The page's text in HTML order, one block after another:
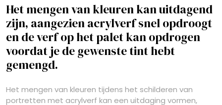
Het mengen van kleuren kan uitdagend
zijn, aangezien acrylverf snel opdroogt
en de verf op het palet kan opdrogen
voordat je de gewenste tint hebt
gemengd.
Het mengen van kleuren tijdens het schilderen van
portretten met acrylverf kan een uitdaging vormen,